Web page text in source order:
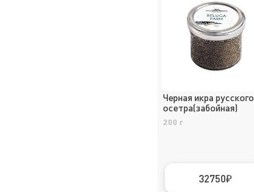
Черная икра русского
осетра(забойная)
200 г
32750